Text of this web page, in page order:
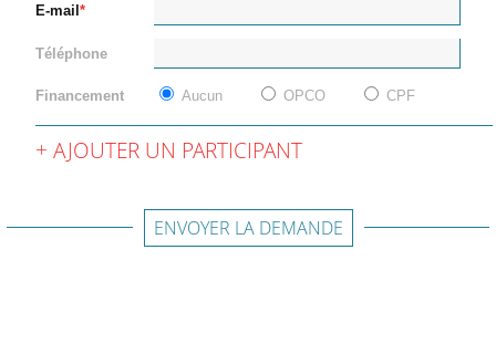
E-mail
Téléphone
Financement Aucun OPCO CPF
AJOUTER UN PARTICIPANT
ENVOYER LA DEMANDE